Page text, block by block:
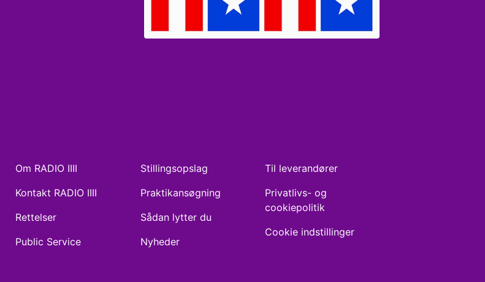
Om RADIO IIII
Kontakt RADIO IIII
Rettelser
Public Service
Stillingsopslag
Praktikansøgning
Sådan lytter du
Nyheder
Til leverandører
Privatlivs- og
cookiepolitik
Cookie indstillinger